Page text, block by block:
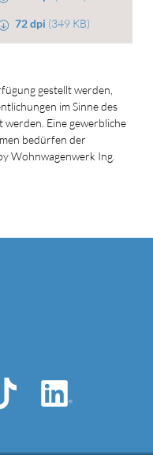
72 dpi (349 KB)
gestellt werden,
im Sinne des
Eine gewerbliche
bedürfen der
Wohnwagenwerk Ing.